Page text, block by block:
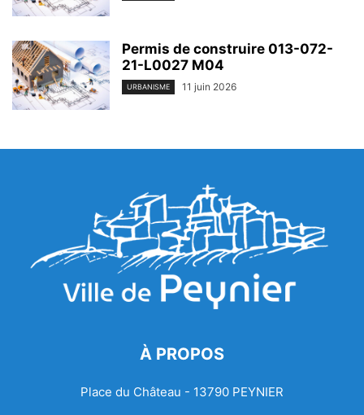
Permis de construire 013-072-
21-L0027 M04
URBANISME 11 juin 2026
À PROPOS
Place du Château - 13790 PEYNIER